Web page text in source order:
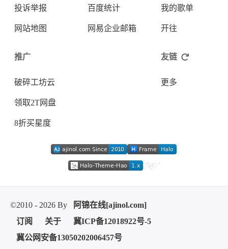
投诉举报
网站地图
百度统计
网易企业邮箱
我的歌单
开往
推广
破碎工坊云
领取2T网盘
8折买星度
友链
更多
©2010 - 2026 By
阿锦在线[ajinol.com]
订阅
关于
冀ICP备12018922号-5
冀公网安备13050202006457号